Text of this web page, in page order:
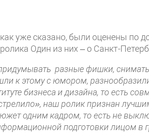
уже сказано, были оценены по
Один из них – о Санкт-
разные фишки,
к этому с юмором,
бизнеса и дизайна, то есть
наш ролик признан
одним кадром, то есть не
подготовки лицом в